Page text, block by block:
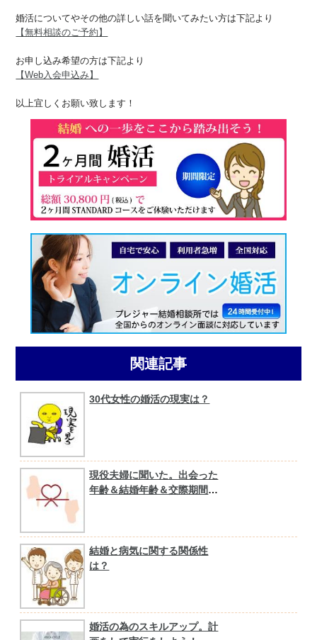
婚活についてやその他の詳しい話を聞いてみたい方は下記より
【無料相談のご予約】
お申し込み希望の方は下記より
【Web入会申込み】
以上宜しくお願い致します！
関連記事
30代女性の婚活の現実は？
現役夫婦に聞いた。出会った
年齢＆結婚年齢＆交際期間
結婚と病気に関する関係性
は？
婚活の為のスキルアップ。計